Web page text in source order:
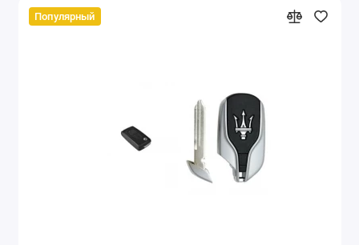
Популярный